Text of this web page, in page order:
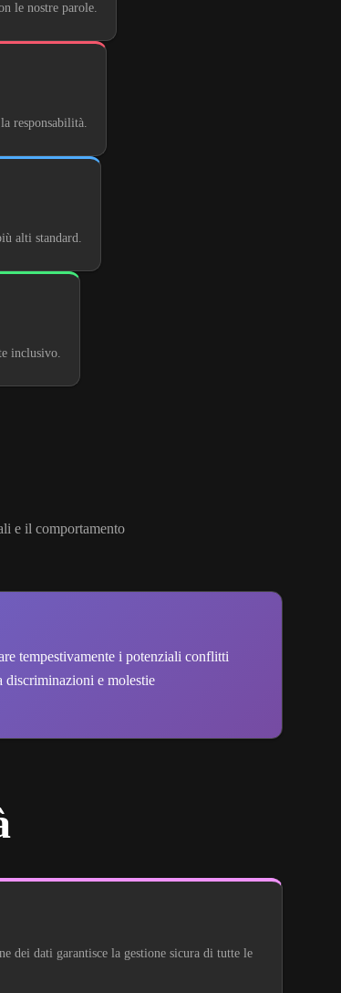
le nostre parole.
responsabilità.
alti standard.
inclusivo.
e il comportamento
tempestivamente i potenziali conflitti
discriminazioni e molestie
dei dati garantisce la gestione sicura di tutte le